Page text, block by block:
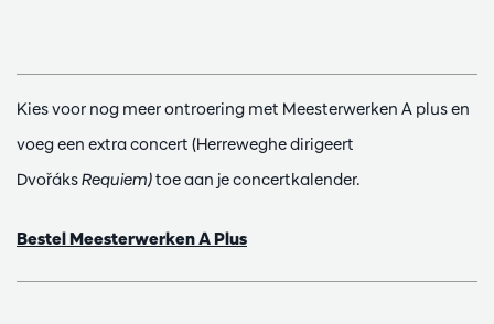
Kies voor nog meer ontroering met Meesterwerken A plus en
voeg een extra concert (Herreweghe dirigeert
DvořáksRequiem)toe aan je concertkalender.
Bestel Meesterwerken A Plus